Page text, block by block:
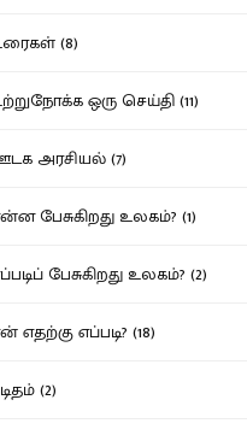
(8)
ஒரு செய்தி (11)
அரசியல் (7)
பேசுகிறது உலகம்? (1)
பேசுகிறது உலகம்? (2)
எதற்கு எப்படி? (18)
(2)